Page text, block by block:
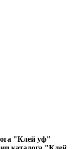
"Клей уф"